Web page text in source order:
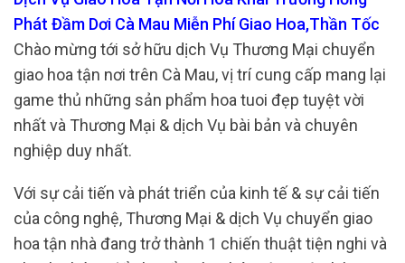
Phát Đầm Dơi Cà Mau Miễn Phí Giao Hoa,Thần Tốc
Chào mừng tới sở hữu dịch Vụ Thương Mại chuyển
giao hoa tận nơi trên Cà Mau, vị trí cung cấp mang lại
game thủ những sản phẩm hoa tuoi đẹp tuyệt vời
nhất và Thương Mại & dịch Vụ bài bản và chuyên
nghiệp duy nhất.
Với sự cải tiến và phát triển của kinh tế & sự cải tiến
của công nghệ, Thương Mại & dịch Vụ chuyển giao
hoa tận nhà đang trở thành 1 chiến thuật tiện nghi và